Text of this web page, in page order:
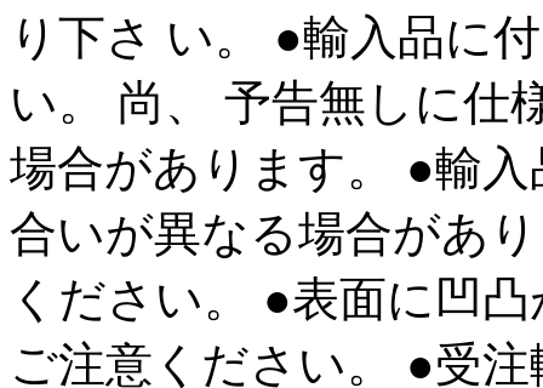
り下さ い。 ●輸入品に
い。 尚、 予告無しに仕
場合があります。 ●輸
合いが異なる場合があ
ください。 ●表面に凹
ご注意ください。 ●受